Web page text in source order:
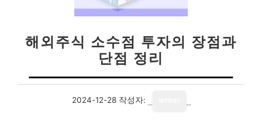
해외주식 소수점 투자의 장점과
단점 정리
2024-12-28 작성자: